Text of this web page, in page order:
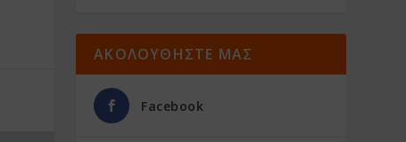
ΑΚΟΛΟΥΘΗΣΤΕ ΜΑΣ
Facebook